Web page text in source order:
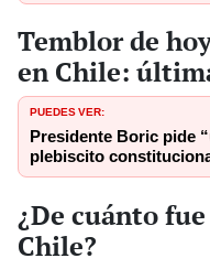
Temblor de
en Chile:
PUEDES VER:
Presidente Boric pide
plebiscito
¿De cuánto
Chile?